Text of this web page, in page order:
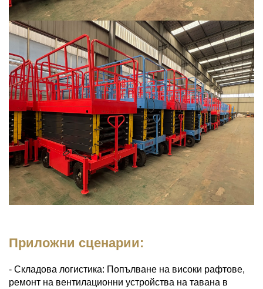
Приложни сценарии:
- Складова логистика: Попълване на високи рафтове,
ремонт на вентилационни устройства на тавана в